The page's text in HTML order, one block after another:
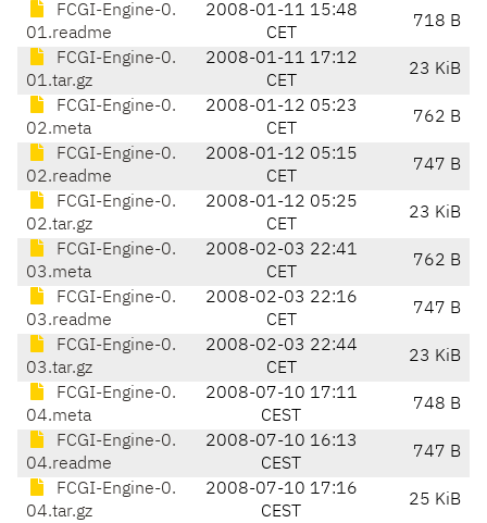
FCGI-Engine-0.
01.readme
2008-01-11 15:48
CET
718 B
FCGI-Engine-0.
01.tar.gz
2008-01-11 17:12
CET
23 KiB
FCGI-Engine-0.
02.meta
2008-01-12 05:23
CET
762 B
FCGI-Engine-0.
02.readme
2008-01-12 05:15
CET
747 B
FCGI-Engine-0.
02.tar.gz
2008-01-12 05:25
CET
23 KiB
FCGI-Engine-0.
03.meta
2008-02-03 22:41
CET
762 B
FCGI-Engine-0.
03.readme
2008-02-03 22:16
CET
747 B
FCGI-Engine-0.
03.tar.gz
2008-02-03 22:44
CET
23 KiB
FCGI-Engine-0.
04.meta
2008-07-10 17:11
CEST
748 B
FCGI-Engine-0.
04.readme
2008-07-10 16:13
CEST
747 B
FCGI-Engine-0.
04.tar.gz
2008-07-10 17:16
CEST
25 KiB